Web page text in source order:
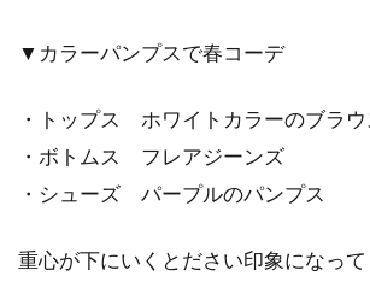
▼カラーパンプスで春コーデ
・トップス ホワイトカラーのブラウ
・ボトムス フレアジーンズ
・シューズ パープルのパンプス
重心が下にいくとださい印象になっ